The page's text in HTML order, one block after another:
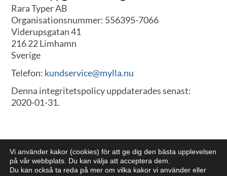
Rara Typer AB
Organisationsnummer: 556395-7066
Viderupsgatan 41
216 22 Limhamn
Sverige
Telefon: kundservice@mylla.nu
Denna integritetspolicy uppdaterades senast:
2020-01-31.
Kundservice Om kakor Om personuppgifter
Vi använder kakor (cookies) för att ge dig den bästa upplevelsen
på vår webbplats. Du kan välja att acceptera dem.
Du kan också ta reda på mer om vilka kakor vi använder eller